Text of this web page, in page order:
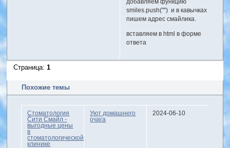
добавляем функцию
smiles.push("") и в кавычках
пишем адрес смайлика.
вставляем в html в форме
ответа
Страница:1
Похожие темы
Стоматология
Сити Смайл -
выгодные цены
в
стоматологической
клинике
Уют домашнего
очага
2024-06-10